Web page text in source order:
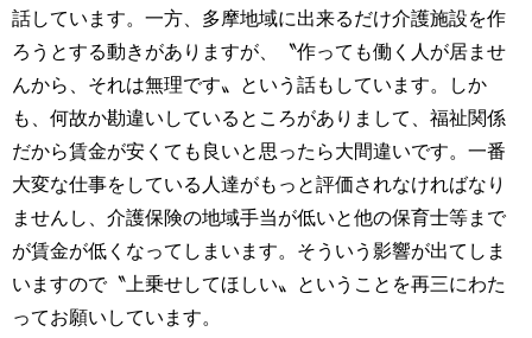
話しています。一方、多摩地域に出来るだけ介護施設を作
ろうとする動きがありますが、〝作っても働く人が居ませ
んから、それは無理です〟という話もしています。しか
も、何故か勘違いしているところがありまして、福祉関係
だから賃金が安くても良いと思ったら大間違いです。一番
大変な仕事をしている人達がもっと評価されなければなり
ませんし、介護保険の地域手当が低いと他の保育士等まで
が賃金が低くなってしまいます。そういう影響が出てしま
いますので〝上乗せしてほしい〟ということを再三にわた
ってお願いしています。